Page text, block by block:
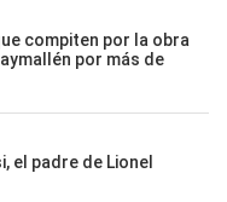
compiten por la obra
por más de
el padre de Lionel